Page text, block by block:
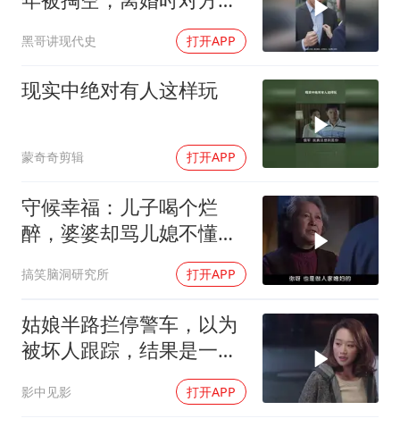
面对面丨蔡磊：与渐冻症抗争 纵使不敌 也不屈服
5万小车卖不动 微型代步车集体遇冷
加沙约14万栋建筑被完全摧毁
从科技创新看开局起步的时与势
黑哥讲现代史 打开APP
现实中绝对有人这样玩
蒙奇奇剪辑 打开APP
守候幸福：儿子喝个烂
醉，婆婆却骂儿媳不懂
事，下秒儿媳呛回去！
搞笑脑洞研究所 打开APP
姑娘半路拦停警车，以为
被坏人跟踪，结果是一场
影中见影 打开APP